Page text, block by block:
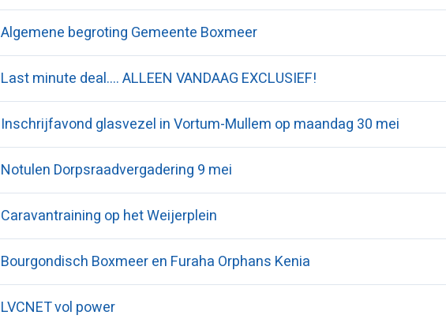
Algemene begroting Gemeente Boxmeer
Last minute deal.... ALLEEN VANDAAG EXCLUSIEF!
Inschrijfavond glasvezel in Vortum-Mullem op maandag 30 mei
Notulen Dorpsraadvergadering 9 mei
Caravantraining op het Weijerplein
Bourgondisch Boxmeer en Furaha Orphans Kenia
LVCNET vol power